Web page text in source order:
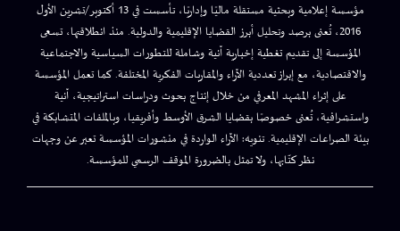
مؤسسة إعلامية وبحثية مستقلة ماليًا وإداريًا، تأسست في 13 أكتوبر/تشرين الأول
2016، تُعنى برصد وتحليل أبرز القضايا الإقليمية والدولية. منذ انطلاقتها، تسعى
المؤسسة إلى تقديم تغطية إخبارية آنية وشاملة للتطورات السياسية والاجتماعية
والاقتصادية، مع إبراز تعددية الآراء والمقاربات الفكرية المختلفة. كما تعمل المؤسسة
على إثراء المشهد المعرفي من خلال إنتاج بحوث ودراسات استراتيجية، آنية
واستشرافية، تُعنى خصوصًا بقضايا الشرق الأوسط وأفريقيا، وبالملفات المتشابكة في
بيئة الصراعات الإقليمية. تنويه: الآراء الواردة في منشورات المؤسسة تعبر عن وجهات
نظر كتّابها، ولا تمثل بالضرورة الموقف الرسمي للمؤسسة.